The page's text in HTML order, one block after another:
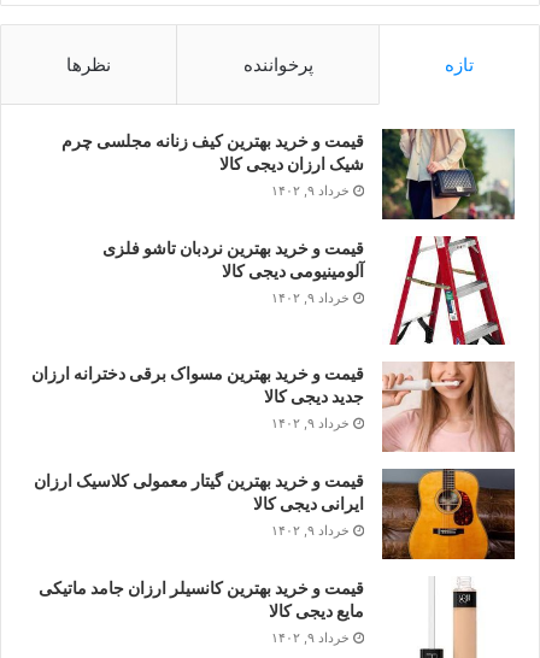
تازه پرخواننده نظرها
قیمت و خرید بهترین کیف زنانه مجلسی چرم
شیک ارزان دیجی کالا
خرداد ۹, ۱۴۰۲
قیمت و خرید بهترین نردبان تاشو فلزی
آلومینیومی دیجی کالا
خرداد ۹, ۱۴۰۲
قیمت و خرید بهترین مسواک برقی دخترانه ارزان
جدید دیجی کالا
خرداد ۹, ۱۴۰۲
قیمت و خرید بهترین گیتار معمولی کلاسیک ارزان
ایرانی دیجی کالا
خرداد ۹, ۱۴۰۲
قیمت و خرید بهترین کانسیلر ارزان جامد ماتیکی
مایع دیجی کالا
خرداد ۹, ۱۴۰۲